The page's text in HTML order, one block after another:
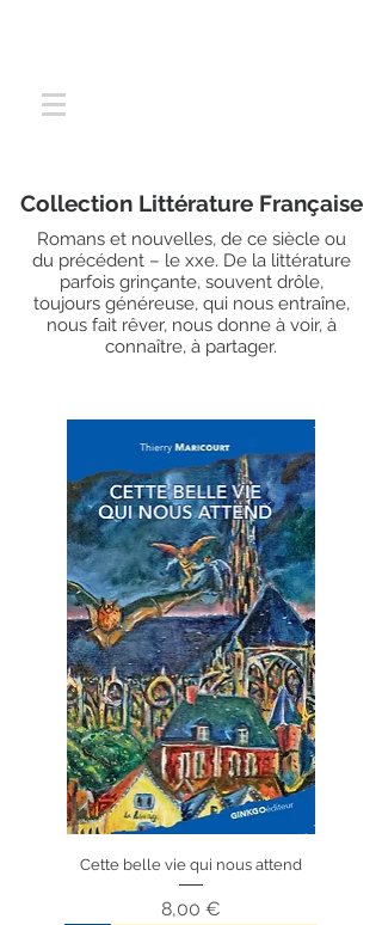
Collection Littérature Française
Romans et nouvelles, de ce siècle ou
du précédent – le xxe. De la littérature
parfois grinçante, souvent drôle,
toujours généreuse, qui nous entraîne,
nous fait rêver, nous donne à voir, à
connaître, à partager.
Cette belle vie qui nous attend
Prix
8,00 €